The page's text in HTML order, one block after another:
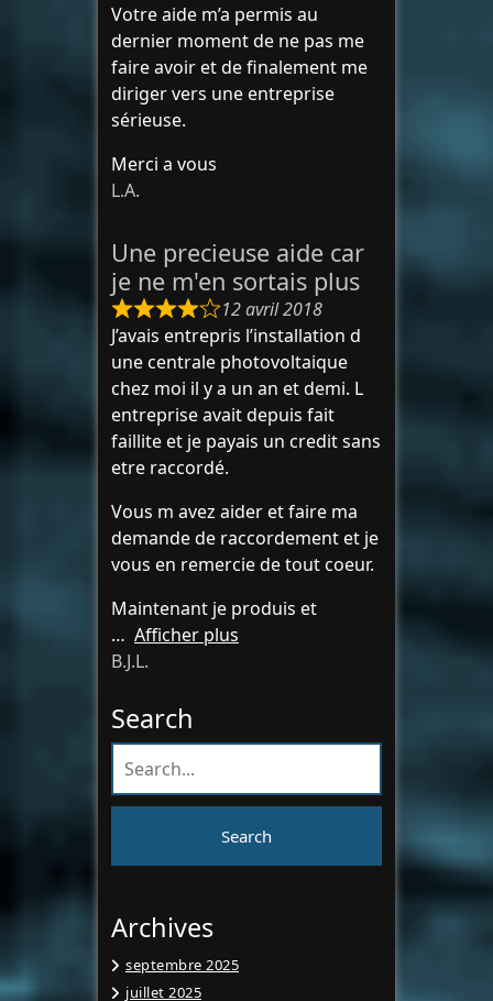
Votre aide m’a permis au
dernier moment de ne pas me
faire avoir et de finalement me
diriger vers une entreprise
sérieuse.
Merci a vous
L.A.
Une precieuse aide car
je ne m'en sortais plus
12 avril 2018
J’avais entrepris l’installation d
une centrale photovoltaique
chez moi il y a un an et demi. L
entreprise avait depuis fait
faillite et je payais un credit sans
etre raccordé.
Vous m avez aider et faire ma
demande de raccordement et je
vous en remercie de tout coeur.
Maintenant je produis et
Afficher plus
B.J.L.
Search
Archives
septembre 2025
juillet 2025